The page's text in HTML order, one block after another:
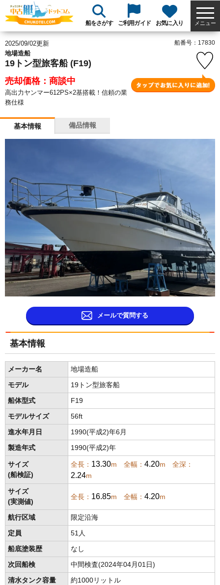
船をさがす ご利用ガイド お気に入り メニュー
2025/09/02更新
地場造船
19トン型旅客船 (F19)
売却価格：商談中
高出力ヤンマー612PS×2基搭載！信頼の業
務仕様
船番号：17830
基本情報 備品情報
メールで質問する
基本情報
メーカー名 地場造船
モデル 19トン型旅客船
船体型式 F19
モデルサイズ 56ft
進水年月日 1990(平成2)年6月
製造年式 1990(平成2)年
サイズ
(船検証)
全長： 13.30m 全幅： 4.20m 全深：
2.24m
サイズ
(実測値)
全長： 16.85m 全幅： 4.20m
航行区域 限定沿海
定員 51人
船底塗装歴 なし
次回船検 中間検査(2024年04月01日)
清水タンク容量 約1000リットル